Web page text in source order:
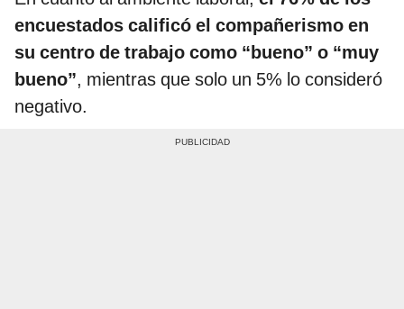
encuestados calificó el compañerismo en
su centro de trabajo como “bueno” o “muy
bueno”, mientras que solo un 5% lo consideró
negativo.